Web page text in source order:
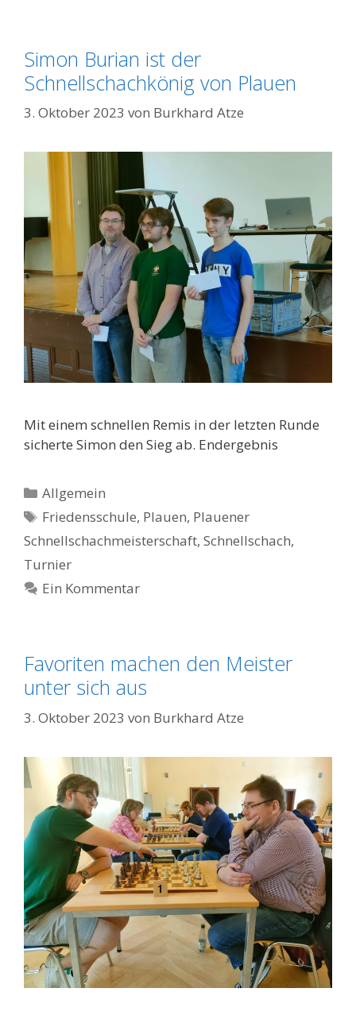
Simon Burian ist der
Schnellschachkönig von Plauen
3. Oktober 2023 von Burkhard Atze
Mit einem schnellen Remis in der letzten Runde
sicherte Simon den Sieg ab. Endergebnis
Kategorien
Allgemein
Schlagwörter
Friedensschule, Plauen, Plauener
Schnellschachmeisterschaft, Schnellschach,
Turnier
Ein Kommentar
Favoriten machen den Meister
unter sich aus
3. Oktober 2023 von Burkhard Atze